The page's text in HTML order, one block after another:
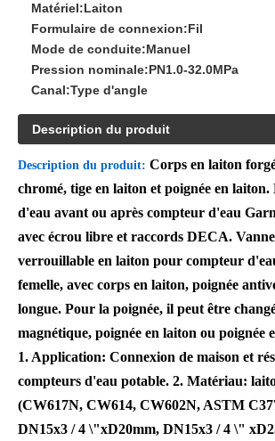
Matériel:Laiton
Formulaire de connexion:Fil
Mode de conduite:Manuel
Pression nominale:PN1.0-32.0MPa
Canal:Type d'angle
Description du produit
Description du produit: Corps en laiton
chromé, tige en laiton et poignée en
d'eau avant ou après compteur d'eau
avec écrou libre et raccords DECA.
verrouillable en laiton pour compteur
femelle, avec corps en laiton, poignée
longue. Pour la poignée, il peut être
magnétique, poignée en laiton ou poignée
1. Application: Connexion de maison et
compteurs d'eau potable. 2. Matériau:
(CW617N, CW614, CW602N, ASTM
DN15x3 / 4 \"xD20mm, DN15x3 / 4 \"